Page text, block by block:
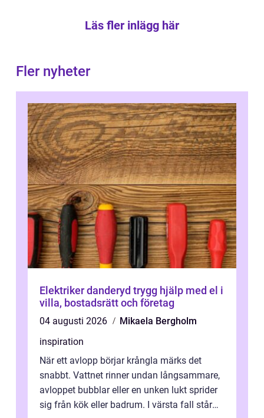
Läs fler inlägg här
Fler nyheter
Elektriker danderyd trygg hjälp med el i
villa, bostadsrätt och företag
04 augusti 2026
Mikaela Bergholm
inspiration
När ett avlopp börjar krångla märks det
snabbt. Vattnet rinner undan långsammare,
avloppet bubblar eller en unken lukt sprider
sig från kök eller badrum. I värsta fall står